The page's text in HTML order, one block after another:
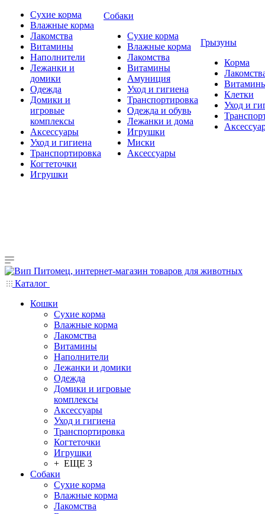
Сухие корма
Влажные корма
Лакомства
Витамины
Наполнители
Лежанки и
домики
Одежда
Домики и
игровые
комплексы
Аксессуары
Уход и гигиена
Транспортировка
Когтеточки
Игрушки
Собаки
Сухие корма
Влажные корма
Лакомства
Витамины
Амуниция
Уход и гигиена
Транспортировка
Одежда и обувь
Лежанки и дома
Игрушки
Миски
Аксессуары
Грызуны
Корма
Клетки
Уход и
Каталог
Кошки
Сухие корма
Влажные корма
Лакомства
Витамины
Наполнители
Лежанки и домики
Одежда
Домики и игровые
комплексы
Аксессуары
Уход и гигиена
Транспортировка
Когтеточки
Игрушки
+ ЕЩЕ 3
Собаки
Сухие корма
Влажные корма
Лакомства